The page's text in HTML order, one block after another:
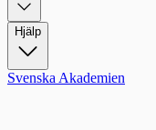
Hjälp
Svenska Akademien